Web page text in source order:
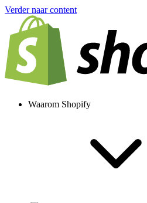
Verder naar content
Waarom Shopify